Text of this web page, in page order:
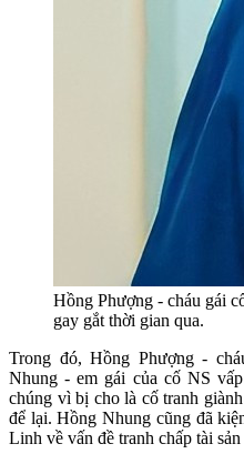
Hồng Phượng - cháu gái
gay gắt thời gian qua.
Trong đó, Hồng Phượng -
Nhung - em gái của cố NS
chúng vì bị cho là cố tranh
để lại. Hồng Nhung cũng đã
Linh về vấn đề tranh chấp tài sản